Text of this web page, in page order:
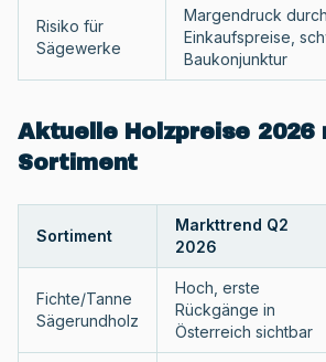
Risiko für
Sägewerke
Margendruck
Einkaufspreise,
Baukonjunktur
Aktuelle Holzpreise 2026
Sortiment
Sortiment
Markttrend Q2
2026
Fichte/Tanne
Sägerundholz
Hoch, erste
Rückgänge in
Österreich sichtbar